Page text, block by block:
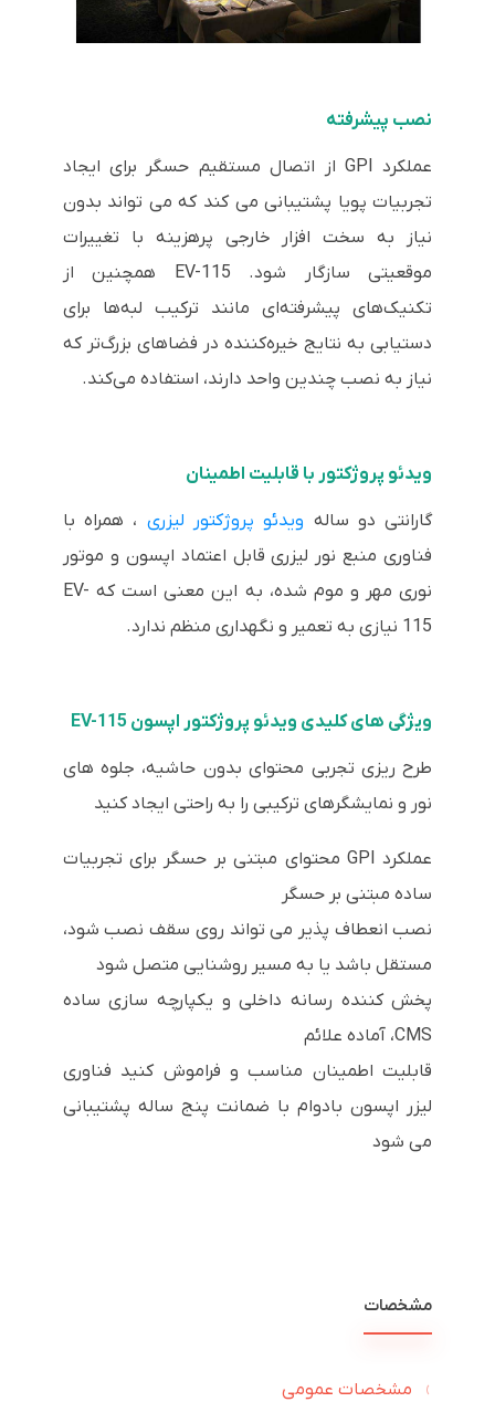
نصب پیشرفته
عملکرد GPI از اتصال مستقیم حسگر برای ایجاد
تجربیات پویا پشتیبانی می کند که می تواند بدون
نیاز به سخت افزار خارجی پرهزینه با تغییرات
موقعیتی سازگار شود. EV-115 همچنین از
تکنیک‌های پیشرفته‌ای مانند ترکیب لبه‌ها برای
دستیابی به نتایج خیره‌کننده در فضاهای بزرگ‌تر که
نیاز به نصب چندین واحد دارند، استفاده می‌کند.
ویدئو پروژکتور با قابلیت اطمینان
گارانتی دو ساله ویدئو پروژکتور لیزری ، همراه با
فناوری منبع نور لیزری قابل اعتماد اپسون و موتور
نوری مهر و موم شده، به این معنی است که EV-
115 نیازی به تعمیر و نگهداری منظم ندارد.
ویژگی های کلیدی ویدئو پروژکتور اپسون EV-115
طرح ریزی تجربی محتوای بدون حاشیه، جلوه های
نور و نمایشگرهای ترکیبی را به راحتی ایجاد کنید
عملکرد GPI محتوای مبتنی بر حسگر برای تجربیات
ساده مبتنی بر حسگر
نصب انعطاف پذیر می تواند روی سقف نصب شود،
مستقل باشد یا به مسیر روشنایی متصل شود
پخش کننده رسانه داخلی و یکپارچه سازی ساده
CMS، آماده علائم
قابلیت اطمینان مناسب و فراموش کنید فناوری
لیزر اپسون بادوام با ضمانت پنج ساله پشتیبانی
می شود
مشخصات
مشخصات عمومی